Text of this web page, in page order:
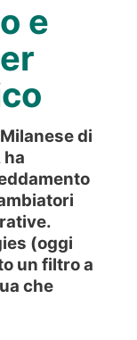
e
di
ha
(oggi
un filtro a
che